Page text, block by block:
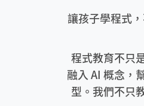
讓孩子學程式
程式教育不只
融入 AI 概念，
型。我們不只